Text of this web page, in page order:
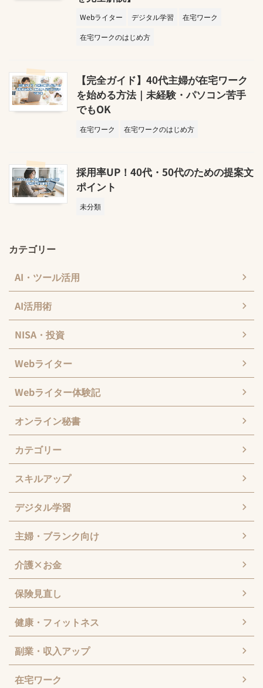
Webライター デジタル学習
在宅ワーク
在宅ワークのはじめ方
【完全ガイド】40代主婦が在宅ワーク
を始める方法｜未経験・パソコン苦手
でもOK
在宅ワーク 在宅ワークのはじめ方
採用率UP！40代・50代のための提案文
ポイント
未分類
カテゴリー
AI・ツール活用
AI活用術
NISA・投資
Webライター
Webライター体験記
オンライン秘書
カテゴリー
スキルアップ
デジタル学習
主婦・ブランク向け
介護×お金
保険見直し
健康・フィットネス
副業・収入アップ
在宅ワーク